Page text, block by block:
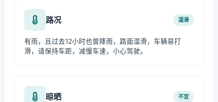
路况 湿滑
有雨，且过去12小时也曾降雨，路面湿滑，车辆易打
滑，请保持车距，减慢车速，小心驾驶。
晾晒 不宜